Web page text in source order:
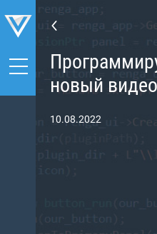
новый
10.08.2022